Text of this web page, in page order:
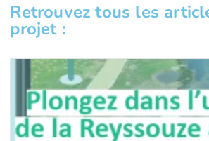
Retrouvez tous les
projet :